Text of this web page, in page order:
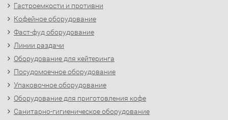
Гастроемкости и противни
Кофейное оборудование
Фаст-фуд оборудование
Линии раздачи
Оборудование для кейтеринга
Посудомоечное оборудование
Упаковочное оборудование
Оборудование для приготовления кофе
Санитарно-гигиеническое оборудование